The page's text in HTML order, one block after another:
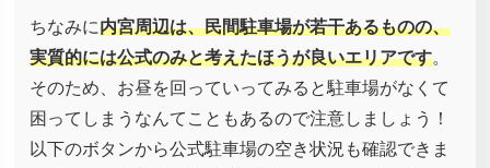
ちなみに内宮周辺は、民間駐車場が若干あるものの、
実質的には公式のみと考えたほうが良いエリアです。
そのため、お昼を回っていってみると駐車場がなくて
困ってしまうなんてこともあるので注意しましょう！
以下のボタンから公式駐車場の空き状況も確認できま